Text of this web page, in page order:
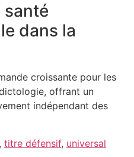
santé
dans la
croissante pour les
offrant un
indépendant des
, titre défensif, universal